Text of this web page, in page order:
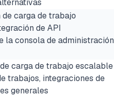
carga de trabajo
de API
la consola de administración
carga de trabajo escalable
trabajos, integraciones de
generales